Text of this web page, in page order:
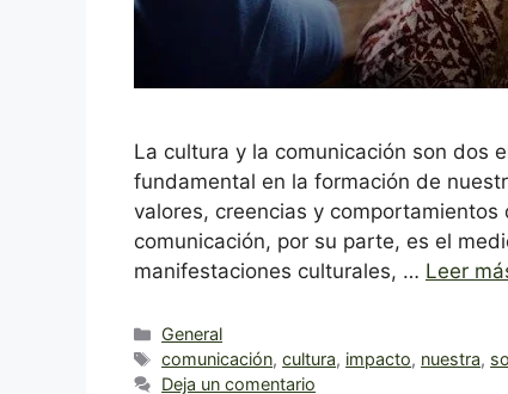
La cultura y la comunicación son dos
fundamental en la formación de
valores, creencias y
comunicación, por su parte, es el
manifestaciones culturales, … Leer
Categorías
General
Etiquetas
comunicación,cultura, impacto, nuestra,
Deja un comentario